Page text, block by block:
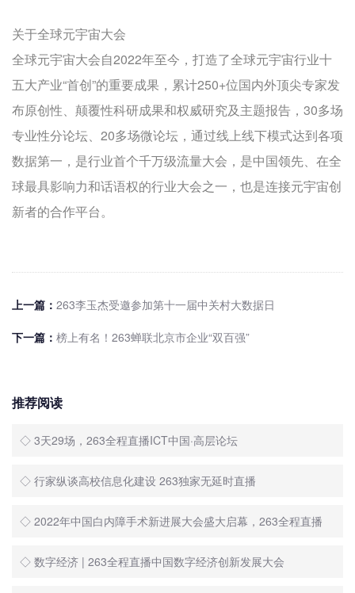
关于全球元宇宙大会
全球元宇宙大会自2022年至今，打造了全球元宇宙行业十
五大产业“首创”的重要成果，累计250+位国内外顶尖专家发
布原创性、颠覆性科研成果和权威研究及主题报告，30多场
专业性分论坛、20多场微论坛，通过线上线下模式达到各项
数据第一，是行业首个千万级流量大会，是中国领先、在全
球最具影响力和话语权的行业大会之一，也是连接元宇宙创
新者的合作平台。
上一篇： 263李玉杰受邀参加第十一届中关村大数据日
下一篇： 榜上有名！263蝉联北京市企业“双百强”
推荐阅读
◇ 3天29场，263全程直播ICT中国·高层论坛
◇ 行家纵谈高校信息化建设 263独家无延时直播
◇ 2022年中国白内障手术新进展大会盛大启幕，263全程直播
◇ 数字经济 | 263全程直播中国数字经济创新发展大会